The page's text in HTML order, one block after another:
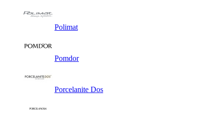
Polimat
Pomdor
Porcelanite Dos